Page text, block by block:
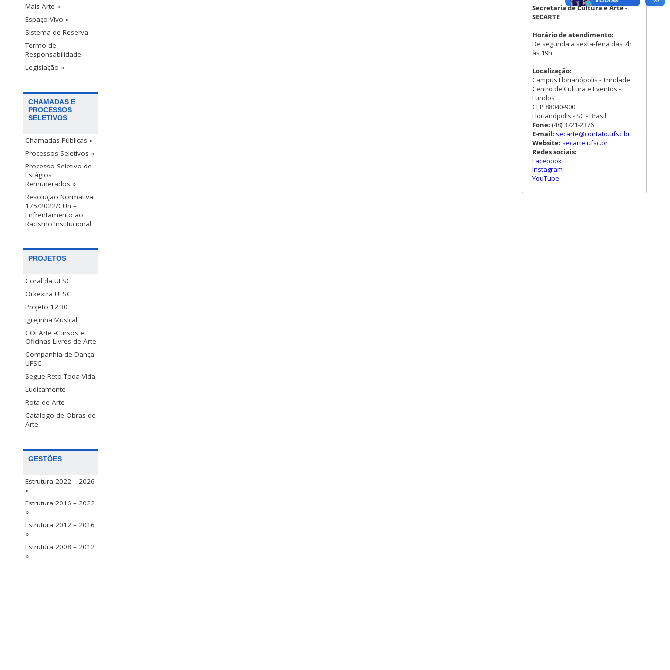
Mais Arte »
Espaço Vivo »
Sistema de Reserva
Termo de
Responsabilidade
Legislação »
CHAMADAS E
PROCESSOS
SELETIVOS
Chamadas Públicas »
Processos Seletivos »
Processo Seletivo de
Estágios
Remunerados »
Resolução Normativa
175/2022/CUn –
Enfrentamento ao
Racismo Institucional
PROJETOS
Coral da UFSC
Orkextra UFSC
Projeto 12:30
Igrejinha Musical
COLArte -Cursos e
Oficinas Livres de Arte
Companhia de Dança
UFSC
Segue Reto Toda Vida
Ludicamente
Rota de Arte
Catálogo de Obras de
Arte
GESTÕES
Estrutura 2022 – 2026
»
Estrutura 2016 – 2022
»
Estrutura 2012 – 2016
»
Estrutura 2008 – 2012
»
Secretaria de Cultura e Arte -
SECARTE
Horário de atendimento:
De segunda a sexta-feira das 7h
às 19h
Localização:
Campus Florianópolis - Trindade
Centro de Cultura e Eventos -
Fundos
CEP 88040-900
Florianópolis - SC - Brasil
Fone: (48) 3721-2376
E-mail: secarte@contato.ufsc.br
Website: secarte.ufsc.br
Redes sociais:
Facebook
Instagram
YouTube